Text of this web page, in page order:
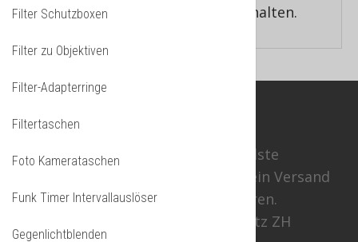
können diese aber Beiträge enthalten.
Swissphotoshop garantiert schnellste
Lieferung ab eigenem Lager CH. Kein Versand
aus dem Ausland, keine Zollgebühren.
Ein Schweizer Unternehmen mit Sitz ZH
Filter Schutzboxen
Filter zu Objektiven
Filter-Adapterringe
Filtertaschen
Foto Kamerataschen
Funk Timer Intervallauslöser
Gegenlichtblenden